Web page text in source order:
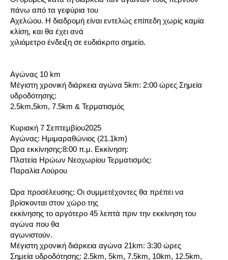
πάνω από τα γεφύρια του
Αχελώου. Η διαδρομή είναι εντελώς επίπεδη χωρίς καμία
κλίση, και θα έχει ανά
χιλιόμετρο ένδειξη σε ευδιάκριτο σημείο.
Αγώνας 10 km
Μέγιστη χρονική διάρκεια αγώνα 5km: 2:00 ώρες Σημεία
υδροδότησης:
2.5km,5km, 7.5km & Τερματισμός
Κυριακή 7 Σεπτεμβίου2025
Αγώνας: Ημιμαραθώνιος (21.1km)
Ώρα εκκίνησης:8:00 π.μ. Εκκίνηση:
Πλατεία Ηρώων Νεοχωρίου Τερματισμός:
Παραλία Λούρου
Ώρα προσέλευσης: Οι συμμετέχοντες θα πρέπει να
βρίσκονται στον χώρο της
εκκίνησης το αργότερο 45 λεπτά πριν την εκκίνηση του
αγώνα που θα
αγωνιστούν.
Μέγιστη χρονική διάρκεια αγώνα 21km: 3:30 ώρες
Σημεία υδροδότησης: 2.5km, 5km, 7.5km, 10km, 12.5km,